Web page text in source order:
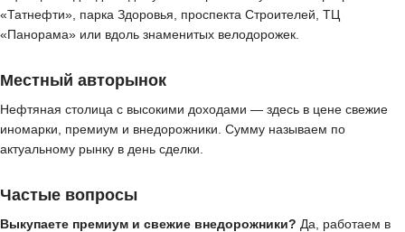
«Татнефти», парка Здоровья, проспекта Строителей, ТЦ
«Панорама» или вдоль знаменитых велодорожек.
Местный авторынок
Нефтяная столица с высокими доходами — здесь в цене свежие
иномарки, премиум и внедорожники. Сумму называем по
актуальному рынку в день сделки.
Частые вопросы
Выкупаете премиум и свежие внедорожники? Да, работаем в